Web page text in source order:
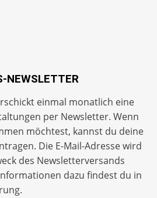
NEWSLETTER
einmal monatlich eine
per Newsletter. Wenn
möchtest, kannst du deine
Die E-Mail-Adresse wird
des Newsletterversands
dazu findest du in
.